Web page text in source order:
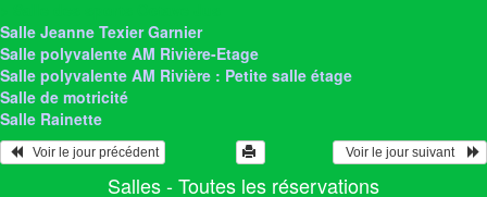
Salle Jeanne Texier Garnier
Salle polyvalente AM Rivière-Etage
Salle polyvalente AM Rivière : Petite salle étage
Salle de motricité
Salle Rainette
   Voir le jour précédent
  Voir le jour suivant
Salles - Toutes les réservations